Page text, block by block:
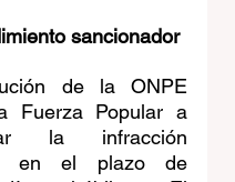
sancionador
de la ONPE
Fuerza Popular a
la infracción
en el plazo de